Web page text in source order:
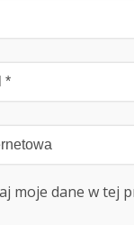
moje dane w tej